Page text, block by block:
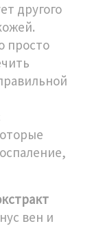
другого
просто
,
вен и